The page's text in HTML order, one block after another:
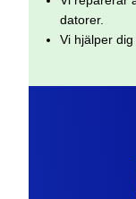
datorer.
Vi hjälper